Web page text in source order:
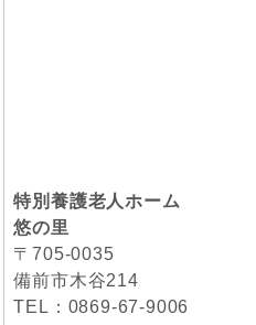
特別養護老人ホーム
悠の里
〒705-0035
備前市木谷214
TEL：0869-67-9006